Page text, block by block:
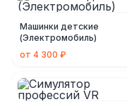
Машинки детские
(Электромобиль)
от 4 300 ₽